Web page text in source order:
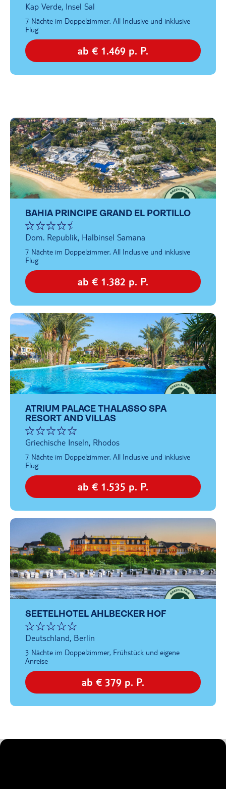
Kap Verde, Insel Sal
7 Nächte im Doppelzimmer, All Inclusive und inklusive
Flug
ab € 1.469 p. P.
BAHIA PRINCIPE GRAND EL PORTILLO
Dom. Republik, Halbinsel Samana
7 Nächte im Doppelzimmer, All Inclusive und inklusive
Flug
ab € 1.382 p. P.
ATRIUM PALACE THALASSO SPA
RESORT AND VILLAS
Griechische Inseln, Rhodos
7 Nächte im Doppelzimmer, All Inclusive und inklusive
Flug
ab € 1.535 p. P.
SEETELHOTEL AHLBECKER HOF
Deutschland, Berlin
3 Nächte im Doppelzimmer, Frühstück und eigene
Anreise
ab € 379 p. P.